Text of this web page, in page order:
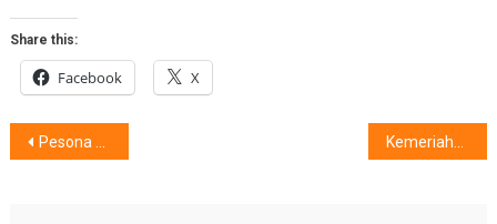
Share this:
Facebook X
Post
Pesona Ponsel Lipat HUAWEI Mate X6,Pilihan Putri Tanjung